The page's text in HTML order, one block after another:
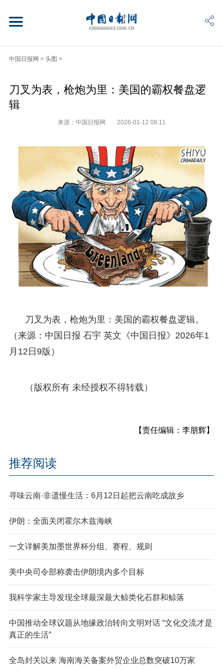
中国日报网 > 头图 >
刀叉为表，枪炮为里：美国的霸权餐盘逻
辑
来源：中国日报网 2026-01-12 08:11
刀叉为表，枪炮为里：美国的霸权餐盘逻辑。
（来源：中国日报 石宇 英文《中国日报》2026年1
月12日9版）
（版权所有 未经授权不得转载）
【责任编辑：李朋辉】
推荐阅读
寻味云南·非遗慢生活：6月12日起把云南吃成故乡
伊朗：全面关闭霍尔木兹海峡
一文详解美加墨世界杯分组、赛程、规则
美中央司令部称袭击伊朗境内多个目标
我科学家主导发现全球最深最大鲸类化石群和鲸落
中国推动全球议题从地缘政治转向文明对话 “文化交流才是
真正的生活”
全岛封关以来 海南海关备案外贸企业总数突破10万家